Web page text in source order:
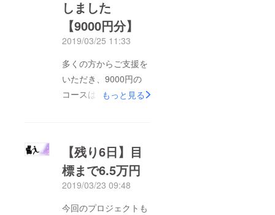
ました！！残りの時間
奮闘していきますので
ご支援・ご協力の程よ
す▼「？！」ボックス
配達プロジェクト
▼https://camp-
しました
【9000円分】
2019/03/25 11:33
多くの方からご支援を
いただき、9000円の
コースは完売いたしま
加いたしました！お得
なコースとなっており
ますので是非ともご利
用のほどよろしくお願
もっと見る
【残り6日】目
標まで6.5万円
2019/03/23 09:48
今回のプロジェクトも